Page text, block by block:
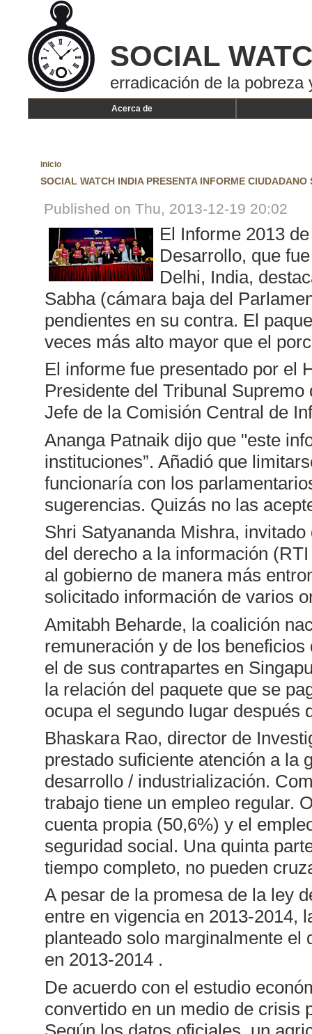
SOCIAL
erradicación de la pobreza
Acerca de
inicio
SOCIAL WATCH INDIA PRESENTA INFORME
Published on Thu, 2013-12-19 20:02
El Informe 2013
Desarrollo, que
Delhi, India,
Sabha (cámara baja del
pendientes en su contra. El
veces más alto mayor que el
El informe fue presentado por el
Presidente del Tribunal
Jefe de la Comisión Central de
Ananga Patnaik dijo que "este
instituciones”. Añadió que
funcionaría con los
sugerencias. Quizás no las
Shri Satyananda Mishra,
del derecho a la información
al gobierno de manera más
solicitado información de varios
Amitabh Beharde, la coalición
remuneración y de los
el de sus contrapartes en
la relación del paquete que se
ocupa el segundo lugar después
Bhaskara Rao, director de
prestado suficiente atención a la
desarrollo / industrialización.
trabajo tiene un empleo regular.
cuenta propia (50,6%) y el
seguridad social. Una quinta
tiempo completo, no pueden
A pesar de la promesa de la ley
entre en vigencia en 2013-2014,
planteado solo marginalmente el
en 2013-2014 .
De acuerdo con el estudio
convertido en un medio de crisis